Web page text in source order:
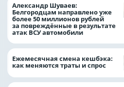
Александр Шуваев:
Белгородцам направлено уже
более 50 миллионов рублей
за повреждённые в результате
атак ВСУ автомобили
Ежемесячная смена кешбэка:
как меняются траты и спрос